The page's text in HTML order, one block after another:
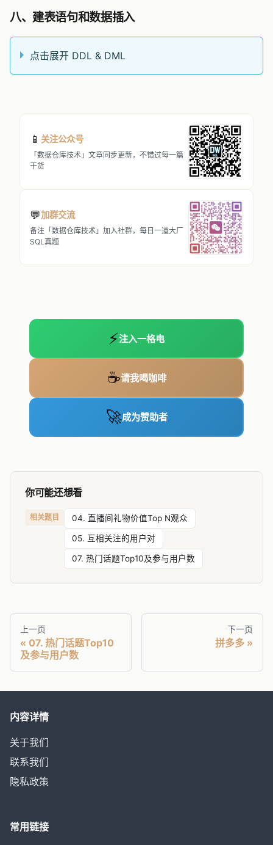
八、建表语句和数据插入
点击展开 DDL & DML
📱 关注公众号
「数据仓库技术」文章同步更新，不错过每一篇
干货
💬加群交流
备注「数据仓库技术」加入社群，每日一道大厂
SQL真题
⚡注入一格电
☕请我喝咖啡
🚀成为赞助者
你可能还想看
相关题目 04. 直播间礼物价值Top N观众
05. 互相关注的用户对
07. 热门话题Top10及参与用户数
上一页
07. 热门话题Top10
及参与用户数
下一页
拼多多
内容详情
关于我们
联系我们
隐私政策
常用链接